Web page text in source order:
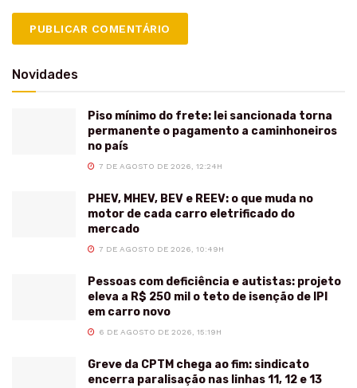
Novidades
Piso mínimo do frete: lei sancionada torna
permanente o pagamento a caminhoneiros
no país
7 DE AGOSTO DE 2026, 12:24H
PHEV, MHEV, BEV e REEV: o que muda no
motor de cada carro eletrificado do
mercado
7 DE AGOSTO DE 2026, 10:49H
Pessoas com deficiência e autistas: projeto
eleva a R$ 250 mil o teto de isenção de IPI
em carro novo
6 DE AGOSTO DE 2026, 15:19H
Greve da CPTM chega ao fim: sindicato
encerra paralisação nas linhas 11, 12 e 13